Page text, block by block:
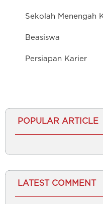
Sekolah Menengah
Beasiswa
Persiapan Karier
POPULAR ARTICLE
LATEST COMMENT